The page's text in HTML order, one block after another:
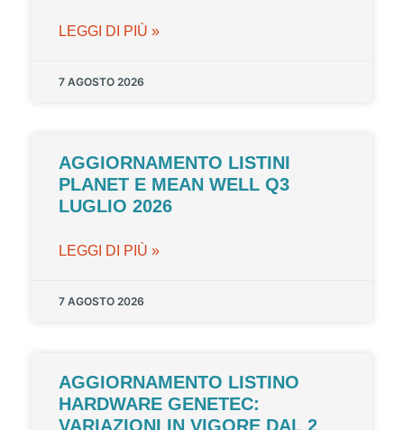
LEGGI DI PIÙ »
7 AGOSTO 2026
AGGIORNAMENTO LISTINI
PLANET E MEAN WELL Q3
LUGLIO 2026
LEGGI DI PIÙ »
7 AGOSTO 2026
AGGIORNAMENTO LISTINO
HARDWARE GENETEC:
VARIAZIONI IN VIGORE DAL 2